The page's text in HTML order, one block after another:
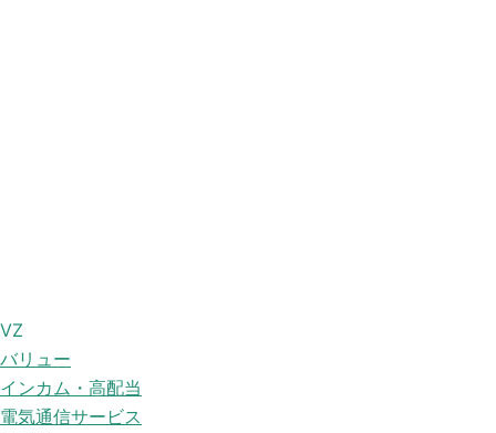
VZ
バリュー
インカム・高配当
電気通信サービス